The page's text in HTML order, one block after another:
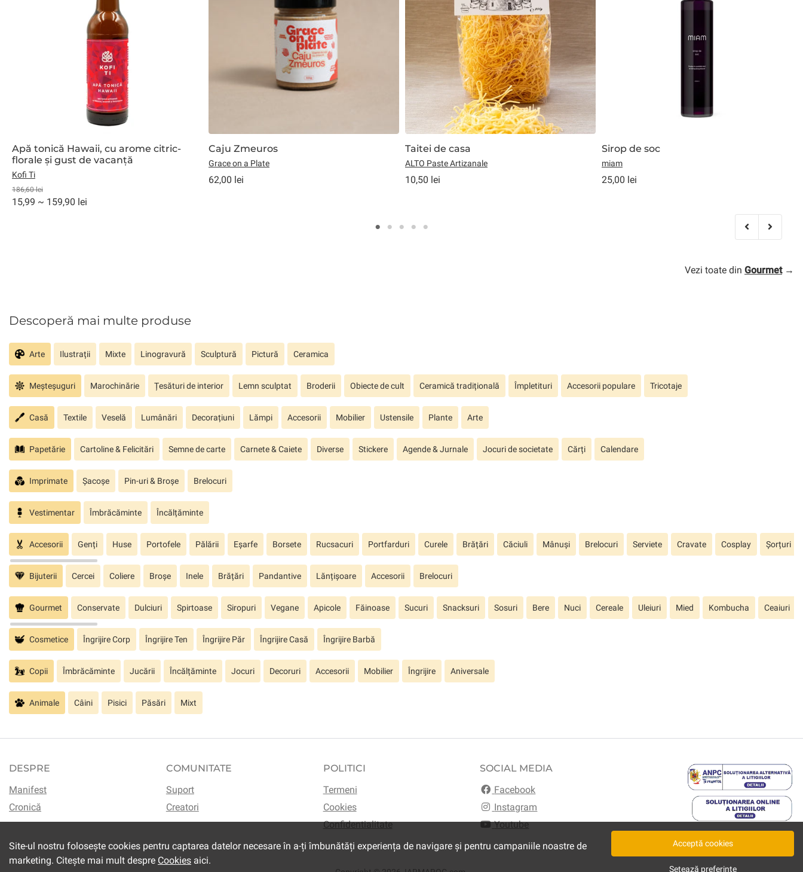
Apă tonică Hawaii, cu arome citric-
florale și gust de vacanță
Kofi Ti
186,60 lei
15,99 ~ 159,90 lei
Caju Zmeuros
Grace on a Plate
62,00 lei
Taitei de casa
ALTO Paste Artizanale
10,50 lei
Sirop de soc
miam
25,00 lei
Vezi toate din Gourmet→
Descoperă mai multe produse
Arte Ilustrații Mixte Linogravură Sculptură Pictură Ceramica
Meșteșuguri Marochinărie Țesături de interior Lemn sculptat Broderii Obiecte de cult Ceramică tradițională Împletituri Accesorii populare Tricotaje
Casă Textile Veselă Lumânări Decorațiuni Lămpi Accesorii Mobilier Ustensile Plante Arte
Papetărie Cartoline & Felicitări Semne de carte Carnete & Caiete Diverse Stickere Agende & Jurnale Jocuri de societate Cărți Calendare
Imprimate Șacoșe Pin-uri & Broșe Brelocuri
Vestimentar Îmbrăcăminte Încălțăminte
Accesorii Genți Huse Portofele Pălării Eșarfe Borsete Rucsacuri Portfarduri Curele Brățări Căciuli Mânuși Brelocuri Serviete Cravate Cosplay Șorțuri
Bijuterii Cercei Coliere Broșe Inele Brățări Pandantive Lănțișoare Accesorii Brelocuri
Gourmet Conservate Dulciuri Spirtoase Siropuri Vegane Apicole Făinoase Sucuri Snacksuri Sosuri Bere Nuci Cereale Uleiuri Mied Kombucha Ceaiuri
Cosmetice Îngrijire Corp Îngrijire Ten Îngrijire Păr Îngrijire Casă Îngrijire Barbă
Copii Îmbrăcăminte Jucării Încălțăminte Jocuri Decoruri Accesorii Mobilier Îngrijire Aniversale
Animale Câini Pisici Păsări Mixt
DESPRE
Manifest
Cronică
COMUNITATE
Suport
Creatori
POLITICI
Termeni
Cookies
Confidentialitate
SOCIAL MEDIA
Facebook
Instagram
Youtube
Site-ul nostru folosește cookies pentru captarea datelor necesare în a-ți îmbunătăți experiența de navigare și pentru campaniile noastre de
marketing. Citește mai mult despre Cookies aici.
Acceptă cookies
Setează preferințe